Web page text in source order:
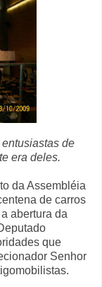
de
era deles.
da Assembléia
de carros
abertura da
que
Senhor